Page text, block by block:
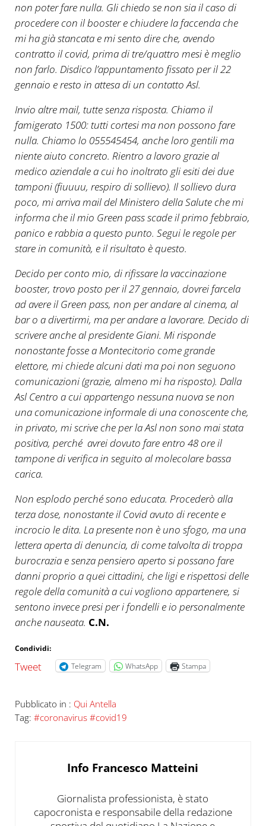
non poter fare nulla. Gli chiedo se non sia il caso di
procedere con il booster e chiudere la faccenda che
mi ha già stancata e mi sento dire che, avendo
contratto il covid, prima di tre/quattro mesi è meglio
non farlo. Disdico l’appuntamento fissato per il 22
gennaio e resto in attesa di un contatto Asl.
Invio altre mail, tutte senza risposta. Chiamo il
famigerato 1500: tutti cortesi ma non possono fare
nulla. Chiamo lo 055545454, anche loro gentili ma
niente aiuto concreto. Rientro a lavoro grazie al
medico aziendale a cui ho inoltrato gli esiti dei due
tamponi (fiuuuu, respiro di sollievo). Il sollievo dura
poco, mi arriva mail del Ministero della Salute che mi
informa che il mio Green pass scade il primo febbraio,
panico e rabbia a questo punto. Segui le regole per
stare in comunità, e il risultato è questo.
Decido per conto mio, di rifissare la vaccinazione
booster, trovo posto per il 27 gennaio, dovrei farcela
ad avere il Green pass, non per andare al cinema, al
bar o a divertirmi, ma per andare a lavorare. Decido di
scrivere anche al presidente Giani. Mi risponde
nonostante fosse a Montecitorio come grande
elettore, mi chiede alcuni dati ma poi non seguono
comunicazioni (grazie, almeno mi ha risposto). Dalla
Asl Centro a cui appartengo nessuna nuova se non
una comunicazione informale di una conoscente che,
in privato, mi scrive che per la Asl non sono mai stata
positiva, perché avrei dovuto fare entro 48 ore il
tampone di verifica in seguito al molecolare bassa
carica.
Non esplodo perché sono educata. Procederò alla
terza dose, nonostante il Covid avuto di recente e
incrocio le dita. La presente non è uno sfogo, ma una
lettera aperta di denuncia, di come talvolta di troppa
burocrazia e senza pensiero aperto si possano fare
danni proprio a quei cittadini, che ligi e rispettosi delle
regole della comunità a cui vogliono appartenere, si
sentono invece presi per i fondelli e io personalmente
anche nauseata. C.N.
Condividi:
Tweet Telegram WhatsApp Stampa
Pubblicato in : Qui Antella
Tag: #coronavirus #covid19
Info Francesco Matteini
Giornalista professionista, è stato
capocronista e responsabile della redazione